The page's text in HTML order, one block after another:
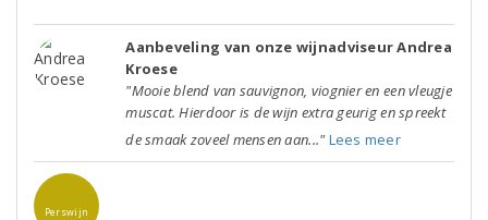
Aanbeveling van onze wijnadviseur Andrea
Kroese
"Mooie blend van sauvignon, viognier en een vleugje
muscat. Hierdoor is de wijn extra geurig en spreekt
de smaak zoveel mensen aan..." Lees meer
Perswijn